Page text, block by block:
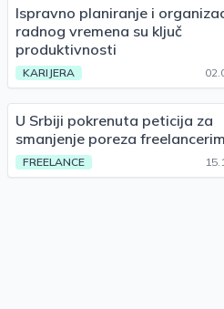
Ispravno planiranje i
radnog vremena su ključ
produktivnosti
KARIJERA
U Srbiji pokrenuta peticija za
smanjenje poreza
FREELANCE